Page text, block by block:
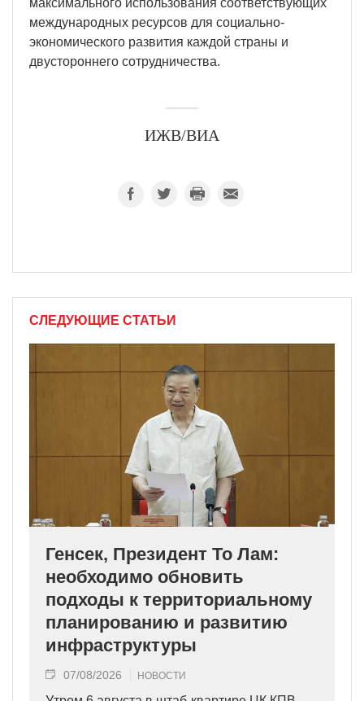
международных ресурсов для социально-
экономического развития каждой страны и
двустороннего сотрудничества.
ИЖВ/ВИА
СЛЕДУЮЩИЕ СТАТЬИ
Генсек, Президент То Лам:
необходимо обновить
подходы к территориальному
планированию и развитию
инфраструктуры
07/08/2026 НОВОСТИ